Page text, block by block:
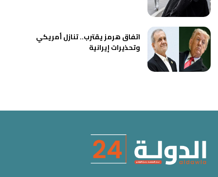
اتفاق هرمز يقترب.. تنازل أمريكي
وتحذيرات إيرانية